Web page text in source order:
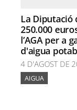
La Diputació
250.000
l’AGA per a
d'aigua
4 D'AGOST DE
AIGUA